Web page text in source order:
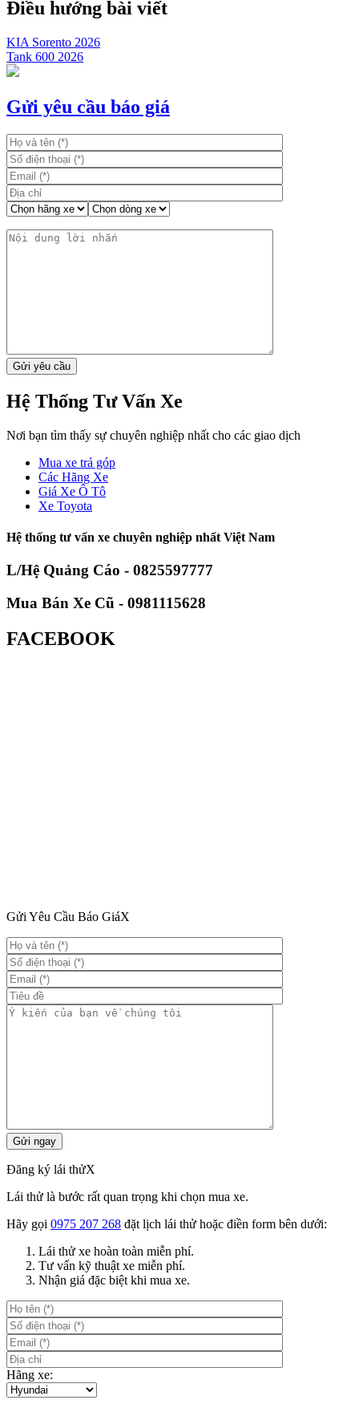
Điều hướng bài viết
KIA Sorento 2026
Tank 600 2026
Gửi yêu cầu báo giá
Hệ Thống Tư Vấn Xe
Nơi bạn tìm thấy sự chuyên nghiệp nhất cho các giao dịch
Mua xe trả góp
Các Hãng Xe
Giá Xe Ô Tô
Xe Toyota
Hệ thống tư vấn xe chuyên nghiệp nhất Việt Nam
L/Hệ Quảng Cáo - 0825597777
Mua Bán Xe Cũ - 0981115628
FACEBOOK
Gửi Yêu Cầu Báo GiáX
Đăng ký lái thửX
Lái thử là bước rất quan trọng khi chọn mua xe.
Hãy gọi 0975 207 268 đặt lịch lái thử hoặc điền form bên dưới:
Lái thử xe hoàn toàn miễn phí.
Tư vấn kỹ thuật xe miễn phí.
Nhận giá đặc biệt khi mua xe.
Hãng xe: